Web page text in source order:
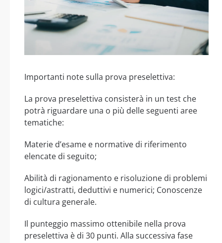
Importanti note sulla prova preselettiva:
La prova preselettiva consisterà in un test che
potrà riguardare una o più delle seguenti aree
tematiche:
Materie d’esame e normative di riferimento
elencate di seguito;
Abilità di ragionamento e risoluzione di problemi
logici/astratti, deduttivi e numerici; Conoscenze
di cultura generale.
Il punteggio massimo ottenibile nella prova
preselettiva è di 30 punti. Alla successiva fase